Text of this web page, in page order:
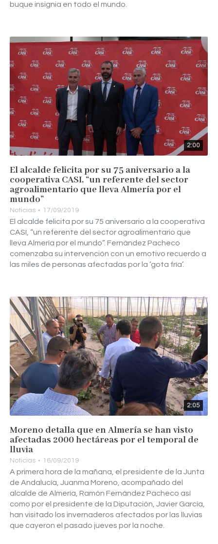
buque insignia en todo el mundo.
2:00
El alcalde felicita por su 75 aniversario a la
cooperativa CASI, “un referente del sector
agroalimentario que lleva Almería por el
mundo”
Noticias 17/09/2019
El alcalde felicita por su 75 aniversario a la cooperativa
CASI, “un referente del sector agroalimentario que
lleva Almería por el mundo”. Fernández Pacheco
comenzaba su intervención con un emotivo recuerdo a
las miles de personas afectadas por la ‘gota fría’.
2:05
Moreno detalla que en Almería se han visto
afectadas 2000 hectáreas por el temporal de
lluvia
Noticias 16/09/2019
A primera hora de la mañana, el presidente de la Junta
de Andalucía, Juanma Moreno, acompañado del
alcalde de Almería, Ramón Fernández Pacheco así
como por el presidente de la Diputación, Javier García,
han visitado los invernaderos afectados por las lluvias
que cayeron el pasado jueves por la noche.